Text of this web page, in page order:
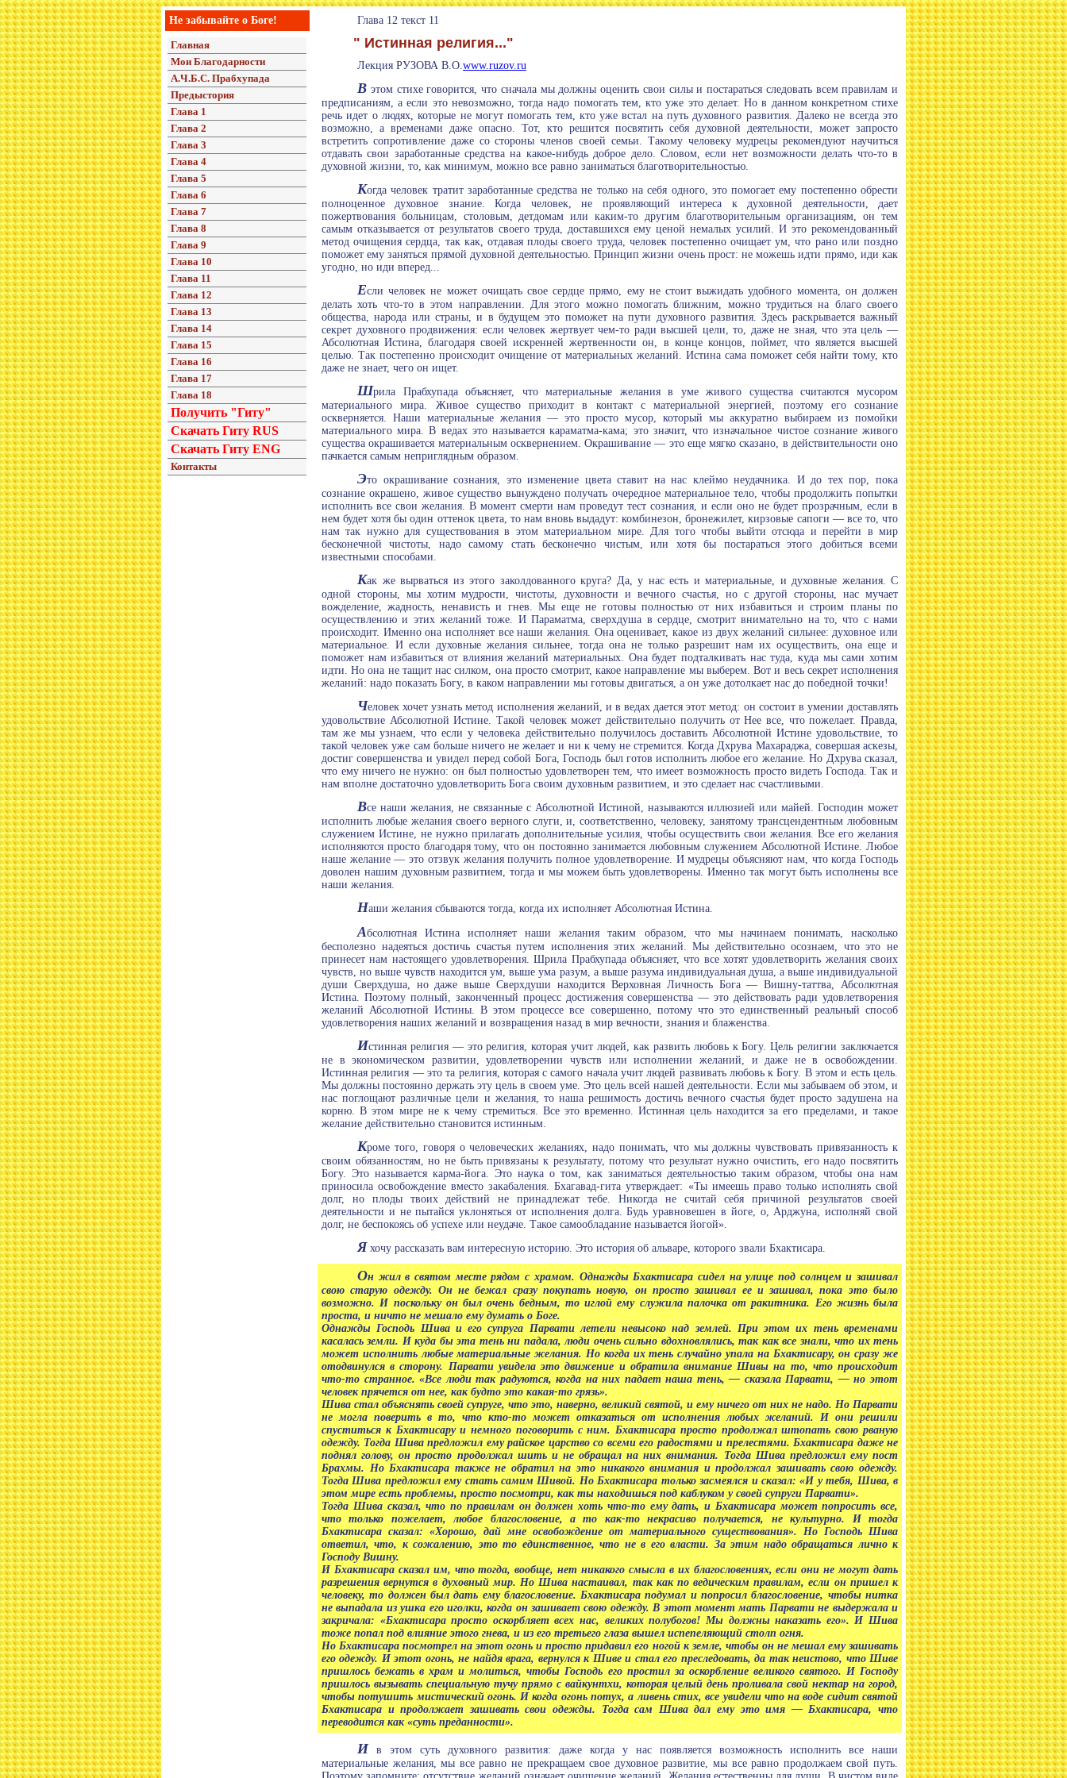
Не забывайте о Боге!
Главная
Мои Благодарности
А.Ч.Б.С. Прабхупада
Предыстория
Глава 1
Глава 2
Глава 3
Глава 4
Глава 5
Глава 6
Глава 7
Глава 8
Глава 9
Глава 10
Глава 11
Глава 12
Глава 13
Глава 14
Глава 15
Глава 16
Глава 17
Глава 18
Получить "Гиту"
Скачать Гиту RUS
Скачать Гиту ENG
Контакты
Глава 12 текст 11
" Истинная религия..."
Лекция РУЗОВА В.О.www.ruzov.ru
В этом стихе говорится, что сначала мы должны оценить свои силы и постараться следовать всем правилам и
предписаниям, а если это невозможно, тогда надо помогать тем, кто уже это делает. Но в данном конкретном стихе
речь идет о людях, которые не могут помогать тем, кто уже встал на путь духовного развития. Далеко не всегда это
возможно, а временами даже опасно. Тот, кто решится посвятить себя духовной деятельности, может запросто
встретить сопротивление даже со стороны членов своей семьи. Такому человеку мудрецы рекомендуют научиться
отдавать свои заработанные средства на какое-нибудь доброе дело. Словом, если нет возможности делать что-то в
духовной жизни, то, как минимум, можно все равно заниматься благотворительностью.
Когда человек тратит заработанные средства не только на себя одного, это помогает ему постепенно обрести
полноценное духовное знание. Когда человек, не проявляющий интереса к духовной деятельности, дает
пожертвования больницам, столовым, детдомам или каким-то другим благотворительным организациям, он тем
самым отказывается от результатов своего труда, доставшихся ему ценой немалых усилий. И это рекомендованный
метод очищения сердца, так как, отдавая плоды своего труда, человек постепенно очищает ум, что рано или поздно
поможет ему заняться прямой духовной деятельностью. Принцип жизни очень прост: не можешь идти прямо, иди как
угодно, но иди вперед...
Если человек не может очищать свое сердце прямо, ему не стоит выжидать удобного момента, он должен
делать хоть что-то в этом направлении. Для этого можно помогать ближним, можно трудиться на благо своего
общества, народа или страны, и в будущем это поможет на пути духовного развития. Здесь раскрывается важный
секрет духовного продвижения: если человек жертвует чем-то ради высшей цели, то, даже не зная, что эта цель —
Абсолютная Истина, благодаря своей искренней жертвенности он, в конце концов, поймет, что является высшей
целью. Так постепенно происходит очищение от материальных желаний. Истина сама поможет себя найти тому, кто
даже не знает, чего он ищет.
Шрила Прабхупада объясняет, что материальные желания в уме живого существа считаются мусором
материального мира. Живое существо приходит в контакт с материальной энергией, поэтому его сознание
оскверняется. Наши материальные желания — это просто мусор, который мы аккуратно выбираем из помойки
материального мира. В ведах это называется караматма-кама; это значит, что изначальное чистое сознание живого
существа окрашивается материальным осквернением. Окрашивание — это еще мягко сказано, в действительности оно
пачкается самым неприглядным образом.
Это окрашивание сознания, это изменение цвета ставит на нас клеймо неудачника. И до тех пор, пока
сознание окрашено, живое существо вынуждено получать очередное материальное тело, чтобы продолжить попытки
исполнить все свои желания. В момент смерти нам проведут тест сознания, и если оно не будет прозрачным, если в
нем будет хотя бы один оттенок цвета, то нам вновь выдадут: комбинезон, бронежилет, кирзовые сапоги — все то, что
нам так нужно для существования в этом материальном мире. Для того чтобы выйти отсюда и перейти в мир
бесконечной чистоты, надо самому стать бесконечно чистым, или хотя бы постараться этого добиться всеми
известными способами.
Как же вырваться из этого заколдованного круга? Да, у нас есть и материальные, и духовные желания. С
одной стороны, мы хотим мудрости, чистоты, духовности и вечного счастья, но с другой стороны, нас мучает
вожделение, жадность, ненависть и гнев. Мы еще не готовы полностью от них избавиться и строим планы по
осуществлению и этих желаний тоже. И Параматма, сверхдуша в сердце, смотрит внимательно на то, что с нами
происходит. Именно она исполняет все наши желания. Она оценивает, какое из двух желаний сильнее: духовное или
материальное. И если духовные желания сильнее, тогда она не только разрешит нам их осуществить, она еще и
поможет нам избавиться от влияния желаний материальных. Она будет подталкивать нас туда, куда мы сами хотим
идти. Но она не тащит нас силком, она просто смотрит, какое направление мы выберем. Вот и весь секрет исполнения
желаний: надо показать Богу, в каком направлении мы готовы двигаться, а он уже дотолкает нас до победной точки!
Человек хочет узнать метод исполнения желаний, и в ведах дается этот метод: он состоит в умении доставлять
удовольствие Абсолютной Истине. Такой человек может действительно получить от Нее все, что пожелает. Правда,
там же мы узнаем, что если у человека действительно получилось доставить Абсолютной Истине удовольствие, то
такой человек уже сам больше ничего не желает и ни к чему не стремится. Когда Дхрува Махараджа, совершая аскезы,
достиг совершенства и увидел перед собой Бога, Господь был готов исполнить любое его желание. Но Дхрува сказал,
что ему ничего не нужно: он был полностью удовлетворен тем, что имеет возможность просто видеть Господа. Так и
нам вполне достаточно удовлетворить Бога своим духовным развитием, и это сделает нас счастливыми.
Все наши желания, не связанные с Абсолютной Истиной, называются иллюзией или майей. Господин может
исполнить любые желания своего верного слуги, и, соответственно, человеку, занятому трансцендентным любовным
служением Истине, не нужно прилагать дополнительные усилия, чтобы осуществить свои желания. Все его желания
исполняются просто благодаря тому, что он постоянно занимается любовным служением Абсолютной Истине. Любое
наше желание — это отзвук желания получить полное удовлетворение. И мудрецы объясняют нам, что когда Господь
доволен нашим духовным развитием, тогда и мы можем быть удовлетворены. Именно так могут быть исполнены все
наши желания.
Наши желания сбываются тогда, когда их исполняет Абсолютная Истина.
Абсолютная Истина исполняет наши желания таким образом, что мы начинаем понимать, насколько
бесполезно надеяться достичь счастья путем исполнения этих желаний. Мы действительно осознаем, что это не
принесет нам настоящего удовлетворения. Шрила Прабхупада объясняет, что все хотят удовлетворить желания своих
чувств, но выше чувств находится ум, выше ума разум, а выше разума индивидуальная душа, а выше индивидуальной
души Сверхдуша, но даже выше Сверхдуши находится Верховная Личность Бога — Вишну-таттва, Абсолютная
Истина. Поэтому полный, законченный процесс достижения совершенства — это действовать ради удовлетворения
желаний Абсолютной Истины. В этом процессе все совершенно, потому что это единственный реальный способ
удовлетворения наших желаний и возвращения назад в мир вечности, знания и блаженства.
Истинная религия — это религия, которая учит людей, как развить любовь к Богу. Цель религии заключается
не в экономическом развитии, удовлетворении чувств или исполнении желаний, и даже не в освобождении.
Истинная религия — это та религия, которая с самого начала учит людей развивать любовь к Богу. В этом и есть цель.
Мы должны постоянно держать эту цель в своем уме. Это цель всей нашей деятельности. Если мы забываем об этом, и
нас поглощают различные цели и желания, то наша решимость достичь вечного счастья будет просто задушена на
корню. В этом мире не к чему стремиться. Все это временно. Истинная цель находится за его пределами, и такое
желание действительно становится истинным.
Кроме того, говоря о человеческих желаниях, надо понимать, что мы должны чувствовать привязанность к
своим обязанностям, но не быть привязаны к результату, потому что результат нужно очистить, его надо посвятить
Богу. Это называется карма-йога. Это наука о том, как заниматься деятельностью таким образом, чтобы она нам
приносила освобождение вместо закабаления. Бхагавад-гита утверждает: «Ты имеешь право только исполнять свой
долг, но плоды твоих действий не принадлежат тебе. Никогда не считай себя причиной результатов своей
деятельности и не пытайся уклоняться от исполнения долга. Будь уравновешен в йоге, о, Арджуна, исполняй свой
долг, не беспокоясь об успехе или неудаче. Такое самообладание называется йогой».
Я хочу рассказать вам интересную историю. Это история об альваре, которого звали Бхактисара.
Он жил в святом месте рядом с храмом. Однажды Бхактисара сидел на улице под солнцем и зашивал
свою старую одежду. Он не бежал сразу покупать новую, он просто зашивал ее и зашивал, пока это было
возможно. И поскольку он был очень бедным, то иглой ему служила палочка от ракитника. Его жизнь была
проста, и ничто не мешало ему думать о Боге.
Однажды Господь Шива и его супруга Парвати летели невысоко над землей. При этом их тень временами
касалась земли. И куда бы эта тень ни падала, люди очень сильно вдохновлялись, так как все знали, что их тень
может исполнить любые материальные желания. Но когда их тень случайно упала на Бхактисару, он сразу же
отодвинулся в сторону. Парвати увидела это движение и обратила внимание Шивы на то, что происходит
что-то странное. «Все люди так радуются, когда на них падает наша тень, — сказала Парвати, — но этот
человек прячется от нее, как будто это какая-то грязь».
Шива стал объяснять своей супруге, что это, наверно, великий святой, и ему ничего от них не надо. Но Парвати
не могла поверить в то, что кто-то может отказаться от исполнения любых желаний. И они решили
спуститься к Бхактисару и немного поговорить с ним. Бхактисара просто продолжал штопать свою рваную
одежду. Тогда Шива предложил ему райское царство со всеми его радостями и прелестями. Бхактисара даже не
поднял голову, он просто продолжал шить и не обращал на них внимания. Тогда Шива предложил ему пост
Брахмы. Но Бхактисара также не обратил на это никакого внимания и продолжал зашивать свою одежду.
Тогда Шива предложил ему стать самим Шивой. Но Бхактисара только засмеялся и сказал: «И у тебя, Шива, в
этом мире есть проблемы, просто посмотри, как ты находишься под каблуком у своей супруги Парвати».
Тогда Шива сказал, что по правилам он должен хоть что-то ему дать, и Бхактисара может попросить все,
что только пожелает, любое благословение, а то как-то некрасиво получается, не культурно. И тогда
Бхактисара сказал: «Хорошо, дай мне освобождение от материального существования». Но Господь Шива
ответил, что, к сожалению, это то единственное, что не в его власти. За этим надо обращаться лично к
Господу Вишну.
И Бхактисара сказал им, что тогда, вообще, нет никакого смысла в их благословениях, если они не могут дать
разрешения вернутся в духовный мир. Но Шива настаивал, так как по ведическим правилам, если он пришел к
человеку, то должен был дать ему благословение. Бхактисара подумал и попросил благословение, чтобы нитка
не выпадала из ушка его иголки, когда он зашивает свою одежду. В этот момент мать Парвати не выдержала и
закричала: «Бхактисара просто оскорбляет всех нас, великих полубогов! Мы должны наказать его». И Шива
тоже попал под влияние этого гнева, и из его третьего глаза вышел испепеляющий столп огня.
Но Бхактисара посмотрел на этот огонь и просто придавил его ногой к земле, чтобы он не мешал ему зашивать
его одежду. И этот огонь, не найдя врага, вернулся к Шиве и стал его преследовать, да так неистово, что Шиве
пришлось бежать в храм и молиться, чтобы Господь его простил за оскорбление великого святого. И Господу
пришлось вызывать специальную тучу прямо с вайкунтхи, которая целый день проливала свой нектар на город,
чтобы потушить мистический огонь. И когда огонь потух, а ливень стих, все увидели что на воде сидит святой
Бхактисара и продолжает зашивать свои одежды. Тогда сам Шива дал ему это имя — Бхактисара, что
переводится как «суть преданности».
И в этом суть духовного развития: даже когда у нас появляется возможность исполнить все наши
материальные желания, мы все равно не прекращаем свое духовное развитие, мы все равно продолжаем свой путь.